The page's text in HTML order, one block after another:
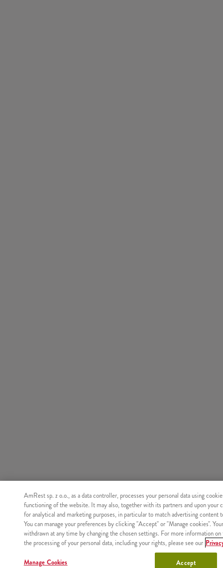
Nie znaleziono produktu o podanym identyfikatorze.
AmRest sp. z o.o., as a data controller, processes your personal data using
functioning of the website. It may also, together with its partners and upon your
for analytical and marketing purposes, in particular to match advertising content
You can manage your preferences by clicking "Accept" or "Manage cookies".
withdrawn at any time by changing the chosen settings. For more information
the processing of your personal data, including your rights, please see our
Manage Cookies Accept